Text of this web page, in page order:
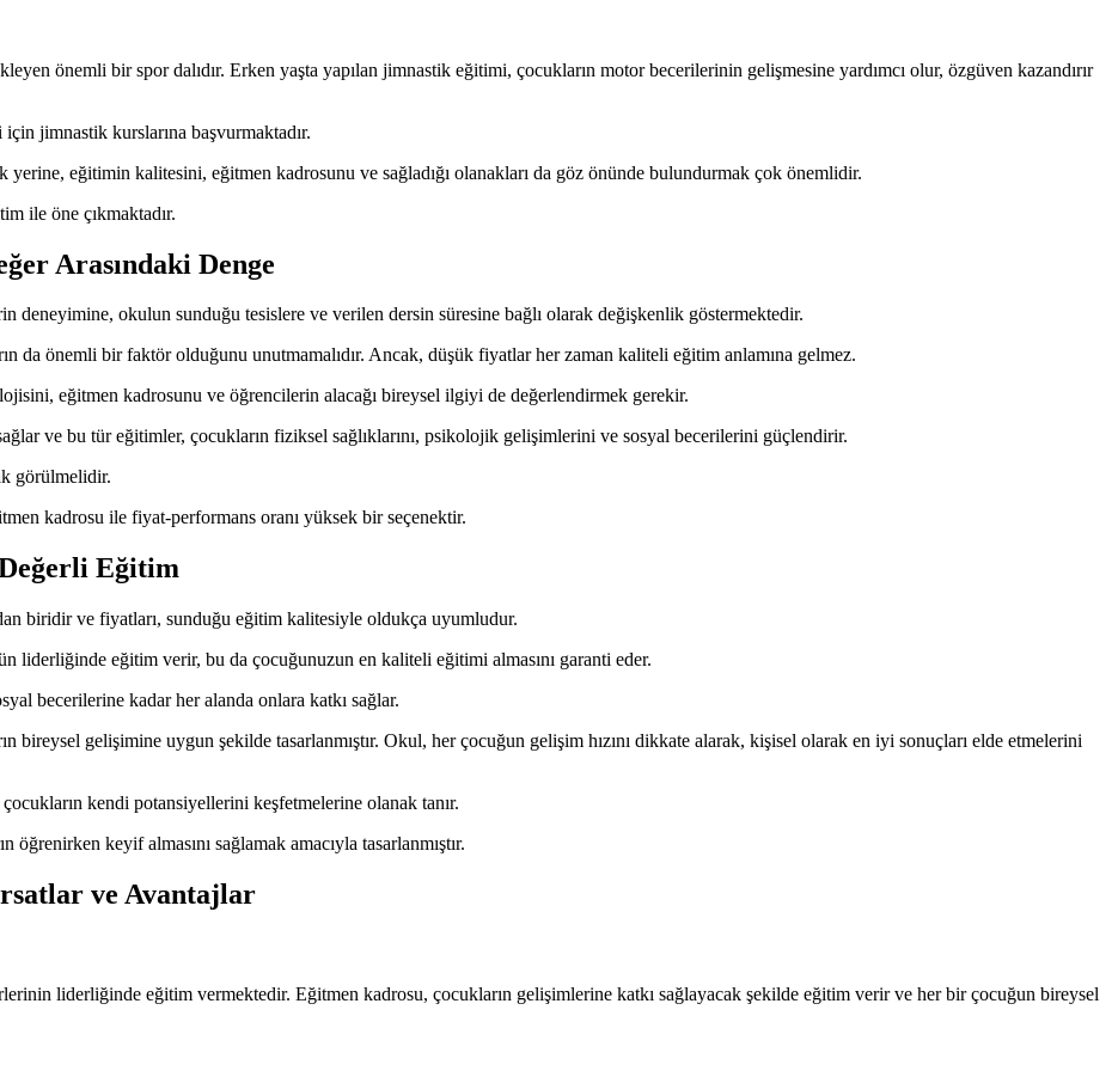
önemli bir spor dalıdır. Erken yaşta yapılan jimnastik eğitimi, çocukların motor becerilerinin gelişmesine yardımcı olur, özgüven kazandırır
jimnastik kurslarına başvurmaktadır.
eğitimin kalitesini, eğitmen kadrosunu ve sağladığı olanakları da göz önünde bulundurmak çok önemlidir.
ile öne çıkmaktadır.
Arasındaki Denge
deneyimine, okulun sunduğu tesislere ve verilen dersin süresine bağlı olarak değişkenlik göstermektedir.
da önemli bir faktör olduğunu unutmamalıdır. Ancak, düşük fiyatlar her zaman kaliteli eğitim anlamına gelmez.
eğitmen kadrosunu ve öğrencilerin alacağı bireysel ilgiyi de değerlendirmek gerekir.
ve bu tür eğitimler, çocukların fiziksel sağlıklarını, psikolojik gelişimlerini ve sosyal becerilerini güçlendirir.
görülmelidir.
kadrosu ile fiyat-performans oranı yüksek bir seçenektir.
Eğitim
biridir ve fiyatları, sunduğu eğitim kalitesiyle oldukça uyumludur.
eğitim verir, bu da çocuğunuzun en kaliteli eğitimi almasını garanti eder.
becerilerine kadar her alanda onlara katkı sağlar.
bireysel gelişimine uygun şekilde tasarlanmıştır. Okul, her çocuğun gelişim hızını dikkate alarak, kişisel olarak en iyi sonuçları elde etmelerini
kendi potansiyellerini keşfetmelerine olanak tanır.
keyif almasını sağlamak amacıyla tasarlanmıştır.
ve Avantajlar
liderliğinde eğitim vermektedir. Eğitmen kadrosu, çocukların gelişimlerine katkı sağlayacak şekilde eğitim verir ve her bir çocuğun bireysel